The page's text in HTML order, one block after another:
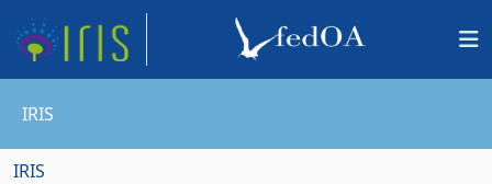
IRIS
IRIS